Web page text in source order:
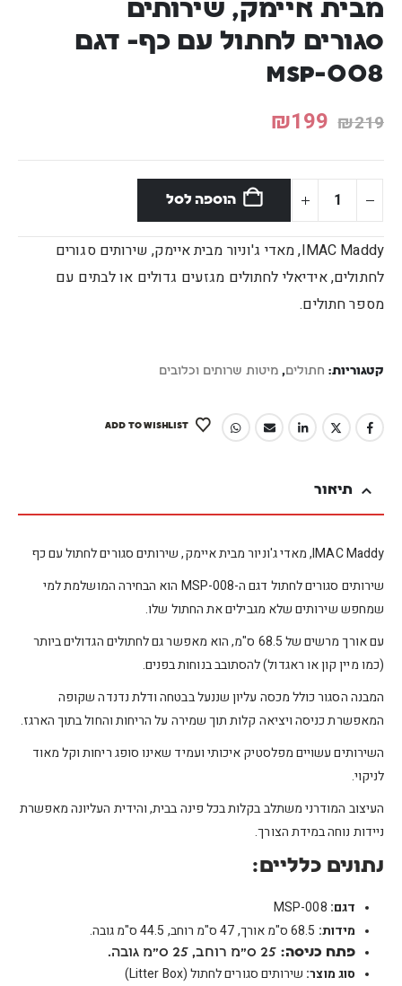
מבית איימק, שירותים
סגורים לחתול עם כף- דגם
MSP-008
₪219
₪199
הוספה לסל
IMAC Maddy, מאדי ג'וניור מבית איימק, שירותים סגורים
לחתולים, אידיאלי לחתולים מגזעים גדולים או לבתים עם
מספר חתולים.
קטגוריות: חתולים, מיטות שרותים וכלובים
ADD TO WISHLIST
תיאור
IMAC Maddy, מאדי ג'וניור מבית איימק, שירותים סגורים לחתול עם כף
שירותים סגורים לחתול דגם ה-MSP-008 הוא הבחירה המושלמת למי
שמחפש שירותים שלא מגבילים את החתול שלו.
עם אורך מרשים של 68.5 ס"מ, הוא מאפשר גם לחתולים הגדולים ביותר
(כמו מיין קון או ראגדול) להסתובב בנוחות בפנים.
המבנה הסגור כולל מכסה עליון שננעל בבטחה ודלת נדנדה שקופה
המאפשרת כניסה ויציאה קלות תוך שמירה על הריחות והחול בתוך הארגז.
השירותים עשויים מפלסטיק איכותי ועמיד שאינו סופג ריחות וקל מאוד
לניקוי.
העיצוב המודרני משתלב בקלות בכל פינה בבית, והידית העליונה מאפשרת
ניידות נוחה במידת הצורך.
נתונים כלליים:
דגם:
מידות:
פתח כניסה:
סוג מוצר: שירותים סגורים לחתול (Litter Box)